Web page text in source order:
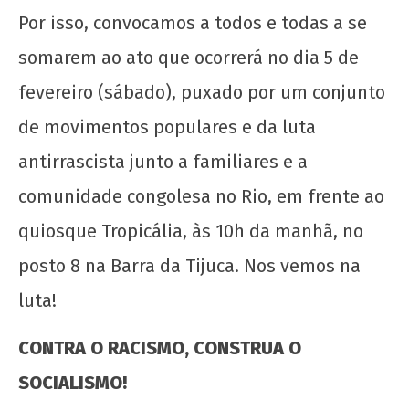
Por isso, convocamos a todos e todas a se
somarem ao ato que ocorrerá no dia 5 de
fevereiro (sábado), puxado por um conjunto
de movimentos populares e da luta
antirrascista junto a familiares e a
comunidade congolesa no Rio, em frente ao
quiosque Tropicália, às 10h da manhã, no
posto 8 na Barra da Tijuca. Nos vemos na
luta!
CONTRA O RACISMO, CONSTRUA O
SOCIALISMO!